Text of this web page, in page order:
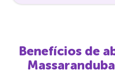
Benefícios de
Massaranduba